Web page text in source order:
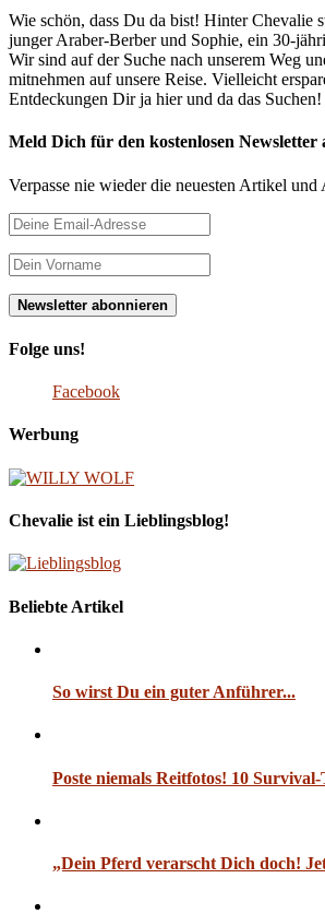
Wie schön, dass Du da bist! Hinter Chevalie
junger Araber-Berber und Sophie, ein 30-
Wir sind auf der Suche nach unserem Weg
mitnehmen auf unsere Reise. Vielleicht
Entdeckungen Dir ja hier und da das Suchen!
Meld Dich für den kostenlosen Newsletter
Verpasse nie wieder die neuesten Artikel und
Folge uns!
Facebook
Werbung
Chevalie ist ein Lieblingsblog!
Beliebte Artikel
So wirst Du ein guter Anführer...
Poste niemals Reitfotos! 10
„Dein Pferd verarscht Dich doch!